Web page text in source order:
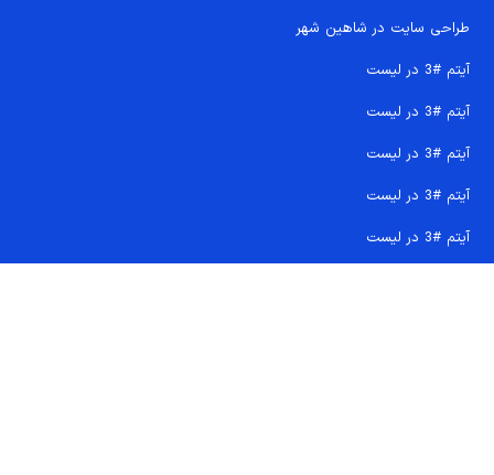
طراحی سایت در شاهین شهر
آیتم #3 در لیست
آیتم #3 در لیست
آیتم #3 در لیست
آیتم #3 در لیست
آیتم #3 در لیست